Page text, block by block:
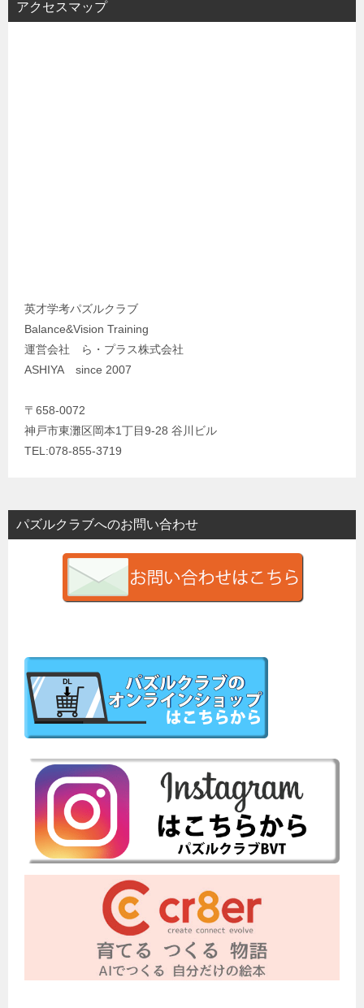
アクセスマップ
英才学考パズルクラブ
Balance&Vision Training
運営会社 ら・プラス株式会社
ASHIYA since 2007
〒658-0072
神戸市東灘区岡本1丁目9-28 谷川ビル
TEL:078-855-3719
パズルクラブへのお問い合わせ